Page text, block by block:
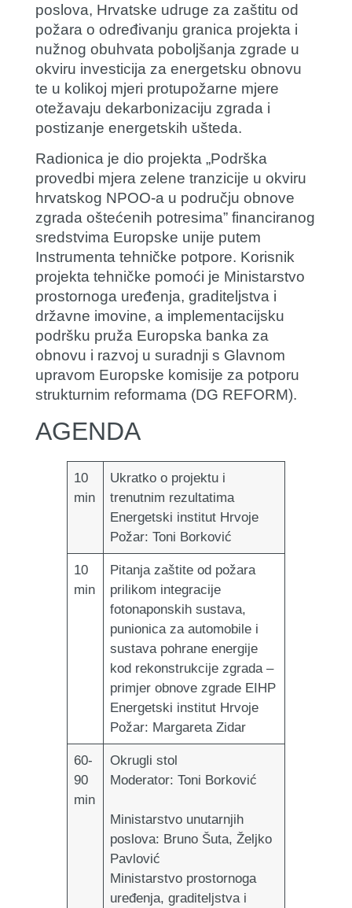
poslova, Hrvatske udruge za zaštitu od
požara o određivanju granica projekta i
nužnog obuhvata poboljšanja zgrade u
okviru investicija za energetsku obnovu
te u kolikoj mjeri protupožarne mjere
otežavaju dekarbonizaciju zgrada i
postizanje energetskih ušteda.
Radionica je dio projekta „Podrška
provedbi mjera zelene tranzicije u okviru
hrvatskog NPOO-a u području obnove
zgrada oštećenih potresima” financiranog
sredstvima Europske unije putem
Instrumenta tehničke potpore. Korisnik
projekta tehničke pomoći je Ministarstvo
prostornoga uređenja, graditeljstva i
državne imovine, a implementacijsku
podršku pruža Europska banka za
obnovu i razvoj u suradnji s Glavnom
upravom Europske komisije za potporu
strukturnim reformama (DG REFORM).
AGENDA
10
min
Ukratko o projektu i
trenutnim rezultatima
Energetski institut Hrvoje
Požar: Toni Borković
10
min
Pitanja zaštite od požara
prilikom integracije
fotonaponskih sustava,
punionica za automobile i
sustava pohrane energije
kod rekonstrukcije zgrada –
primjer obnove zgrade EIHP
Energetski institut Hrvoje
Požar: Margareta Zidar
60-
90
min
Okrugli stol
Moderator: Toni Borković
Ministarstvo unutarnjih
poslova: Bruno Šuta, Željko
Pavlović
Ministarstvo prostornoga
uređenja, graditeljstva i